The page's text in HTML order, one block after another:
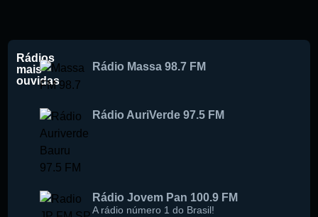
Rádios
mais
ouvidas
Rádio Massa 98.7 FM
Rádio AuriVerde 97.5 FM
Rádio Jovem Pan 100.9 FM
A rádio número 1 do Brasil!